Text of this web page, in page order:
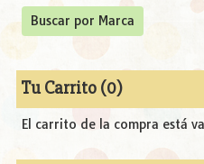
Tu Carrito (0)
El carrito de la compra está